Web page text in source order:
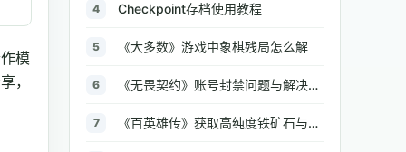
模
，
4 Checkpoint存档使用教程
5 《大多数》游戏中象棋残局怎么解
6 《无畏契约》账号封禁问题与解决方法汇总
7 《百英雄传》获取高纯度铁矿石与大型铁矿石的地点介绍